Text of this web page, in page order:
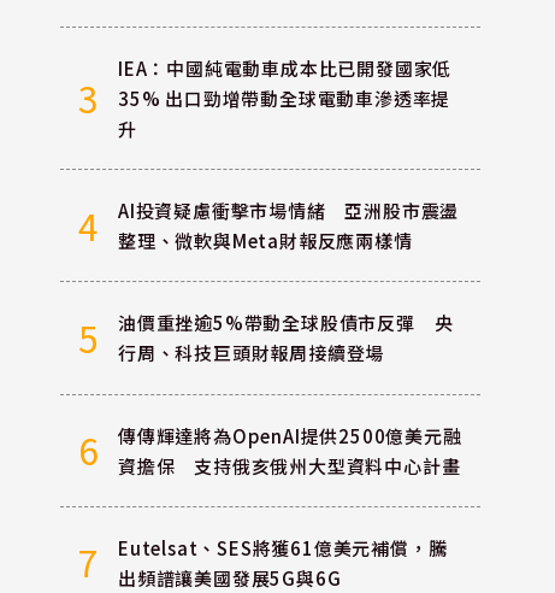
3
IEA：中國純電動車成本比已開發國家低
35% 出口勁增帶動全球電動車滲透率提
升
4
AI投資疑慮衝擊市場情緒 亞洲股市震盪
整理、微軟與Meta財報反應兩樣情
5
油價重挫逾5%帶動全球股債市反彈 央
行周、科技巨頭財報周接續登場
6
傳傳輝達將為OpenAI提供2500億美元融
資擔保 支持俄亥俄州大型資料中心計畫
7
Eutelsat、SES將獲61億美元補償，騰
出頻譜讓美國發展5G與6G